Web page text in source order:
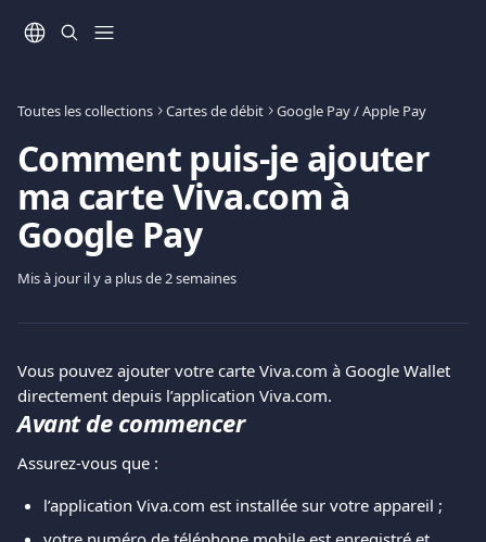
Toutes les collections Cartes de débit Google Pay / Apple Pay
Comment puis-je ajouter
ma carte Viva.com à
Google Pay
Mis à jour il y a plus de 2 semaines
Vous pouvez ajouter votre carte Viva.com à Google Wallet
directement depuis l’application Viva.com.
Avant de commencer
Assurez-vous que :
l’application Viva.com est installée sur votre appareil ;